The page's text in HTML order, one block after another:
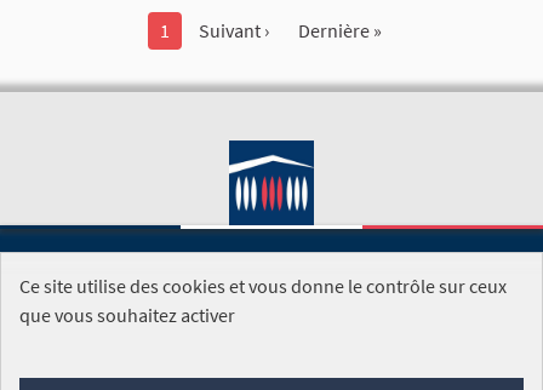
1 Suivant › Dernière »
SITE DE L'ASSEMBLÉE NATIONALE
Foire aux questions
Ce site utilise des cookies et vous donne le contrôle sur ceux
que vous souhaitez activer